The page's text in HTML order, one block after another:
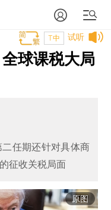
试听
T中
球课税大局
任期还针对具体商
征收关税局面
原图